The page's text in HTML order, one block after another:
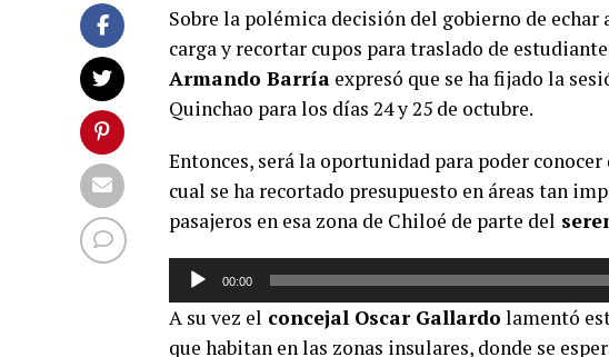
Sobre la polémica decisión del gobierno de
carga y recortar cupos para traslado de
Armando Barría expresó que se ha fijado la
Quinchao para los días 24 y 25 de octubre.
Entonces, será la oportunidad para poder
cual se ha recortado presupuesto en áreas tan
pasajeros en esa zona de Chiloé de parte del
Reproductor
audio
00:00
A su vez el concejal Oscar Gallardo lamentó
que habitan en las zonas insulares, donde se